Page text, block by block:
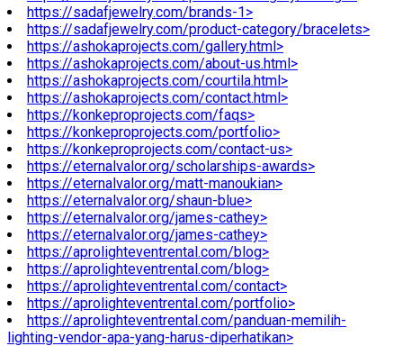
https://sadafjewelry.com/brands-1>
https://sadafjewelry.com/product-category/bracelets>
https://ashokaprojects.com/gallery.html>
https://ashokaprojects.com/about-us.html>
https://ashokaprojects.com/courtila.html>
https://ashokaprojects.com/contact.html>
https://konkeproprojects.com/faqs>
https://konkeproprojects.com/portfolio>
https://konkeproprojects.com/contact-us>
https://eternalvalor.org/scholarships-awards>
https://eternalvalor.org/matt-manoukian>
https://eternalvalor.org/shaun-blue>
https://eternalvalor.org/james-cathey>
https://eternalvalor.org/james-cathey>
https://aprolighteventrental.com/blog>
https://aprolighteventrental.com/blog>
https://aprolighteventrental.com/contact>
https://aprolighteventrental.com/portfolio>
https://aprolighteventrental.com/panduan-memilih-
lighting-vendor-apa-yang-harus-diperhatikan>